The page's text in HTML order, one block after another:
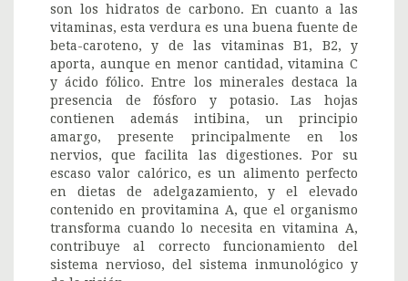
son los hidratos de carbono. En cuanto a las
vitaminas, esta verdura es una buena fuente de
beta-caroteno, y de las vitaminas B1, B2, y
aporta, aunque en menor cantidad, vitamina C
y ácido fólico. Entre los minerales destaca la
presencia de fósforo y potasio. Las hojas
contienen además intibina, un principio
amargo, presente principalmente en los
nervios, que facilita las digestiones. Por su
escaso valor calórico, es un alimento perfecto
en dietas de adelgazamiento, y el elevado
contenido en provitamina A, que el organismo
transforma cuando lo necesita en vitamina A,
contribuye al correcto funcionamiento del
sistema nervioso, del sistema inmunológico y